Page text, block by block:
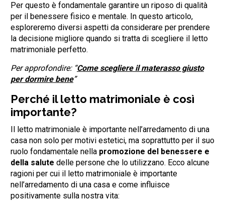
Per questo è fondamentale garantire un riposo di qualità
per il benessere fisico e mentale. In questo articolo,
esploreremo diversi aspetti da considerare per prendere
la decisione migliore quando si tratta di scegliere il letto
matrimoniale perfetto.
Per approfondire: “Come scegliere il materasso giusto
per dormire bene”
Perché il letto matrimoniale è così
importante?
Il letto matrimoniale è importante nell’arredamento di una
casa non solo per motivi estetici, ma soprattutto per il suo
ruolo fondamentale nella promozione del benessere e
della salute delle persone che lo utilizzano. Ecco alcune
ragioni per cui il letto matrimoniale è importante
nell’arredamento di una casa e come influisce
positivamente sulla nostra vita: